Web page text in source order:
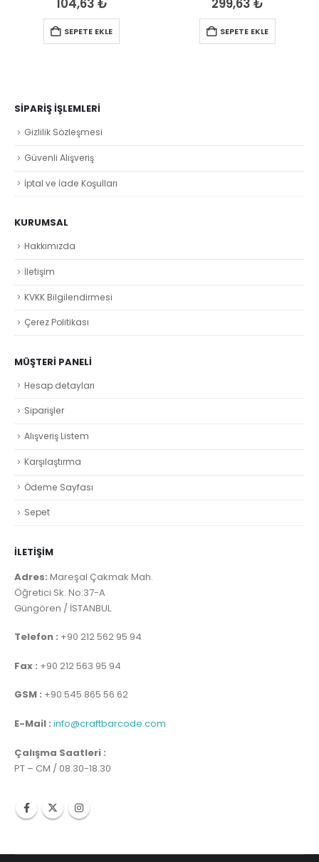
104,63 ₺
SEPETE EKLE
299,63 ₺
SEPETE EKLE
SIPARIŞ İŞLEMLERI
Gizlilik Sözleşmesi
Güvenli Alışveriş
İptal ve İade Koşulları
KURUMSAL
Hakkımızda
İletişim
KVKK Bilgilendirmesi
Çerez Politikası
MÜŞTERI PANELI
Hesap detayları
Siparişler
Alışveriş Listem
Karşılaştırma
Ödeme Sayfası
Sepet
İLETİŞİM
Adres: Mareşal Çakmak Mah.
Öğretici Sk. No:37-A
Güngören / İSTANBUL
Telefon : +90 212 562 95 94
Fax : +90 212 563 95 94
GSM : +90 545 865 56 62
E-Mail : info@craftbarcode.com
Çalışma Saatleri :
PT – CM / 08.30-18.30